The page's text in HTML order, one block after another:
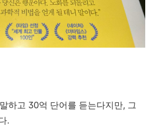
말하고 30억 단어를 듣는다지만, 그
.